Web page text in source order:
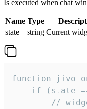
Is executed when chat
Name Type
state
string Current
function
if (state
//